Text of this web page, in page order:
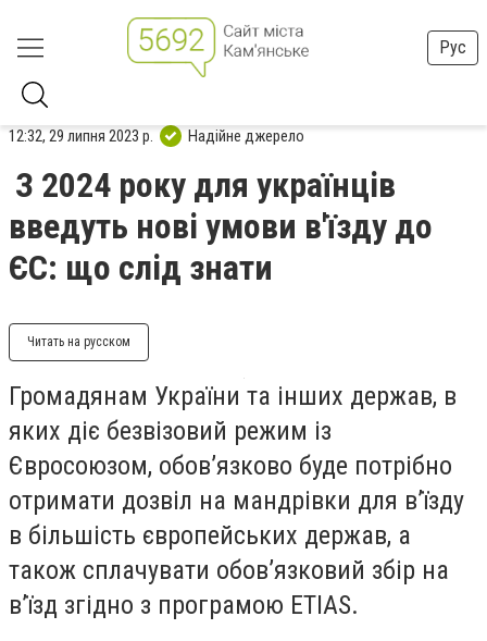
Рус
12:32, 29 липня 2023 р. Надійне джерело
З 2024 року для українців
введуть нові умови в'їзду до
ЄС: що слід знати
Читать на русском
Громадянам України та інших держав, в
яких діє безвізовий режим із
Євросоюзом, обов’язково буде потрібно
отримати дозвіл на мандрівки для в’їзду
в більшість європейських держав, а
також сплачувати обов’язковий збір на
в’їзд згідно з програмою ETIAS.